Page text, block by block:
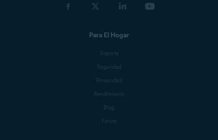
Para El Hogar
Soporte
Seguridad
Privacidad
Rendimiento
Blog
Forum